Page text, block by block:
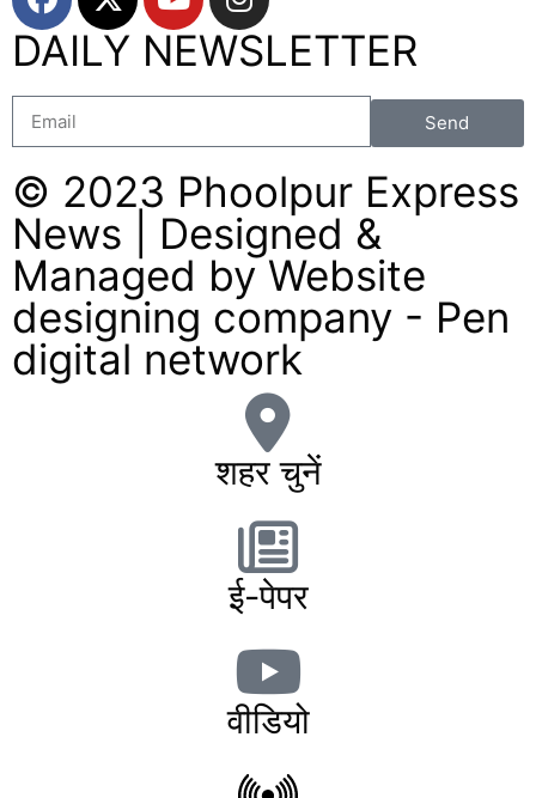
DAILY NEWSLETTER
Send
© 2023 Phoolpur Express
News | Designed &
Managed byWebsite
designing company - Pen
digital network
शहर चुनें
ई-पेपर
वीडियो